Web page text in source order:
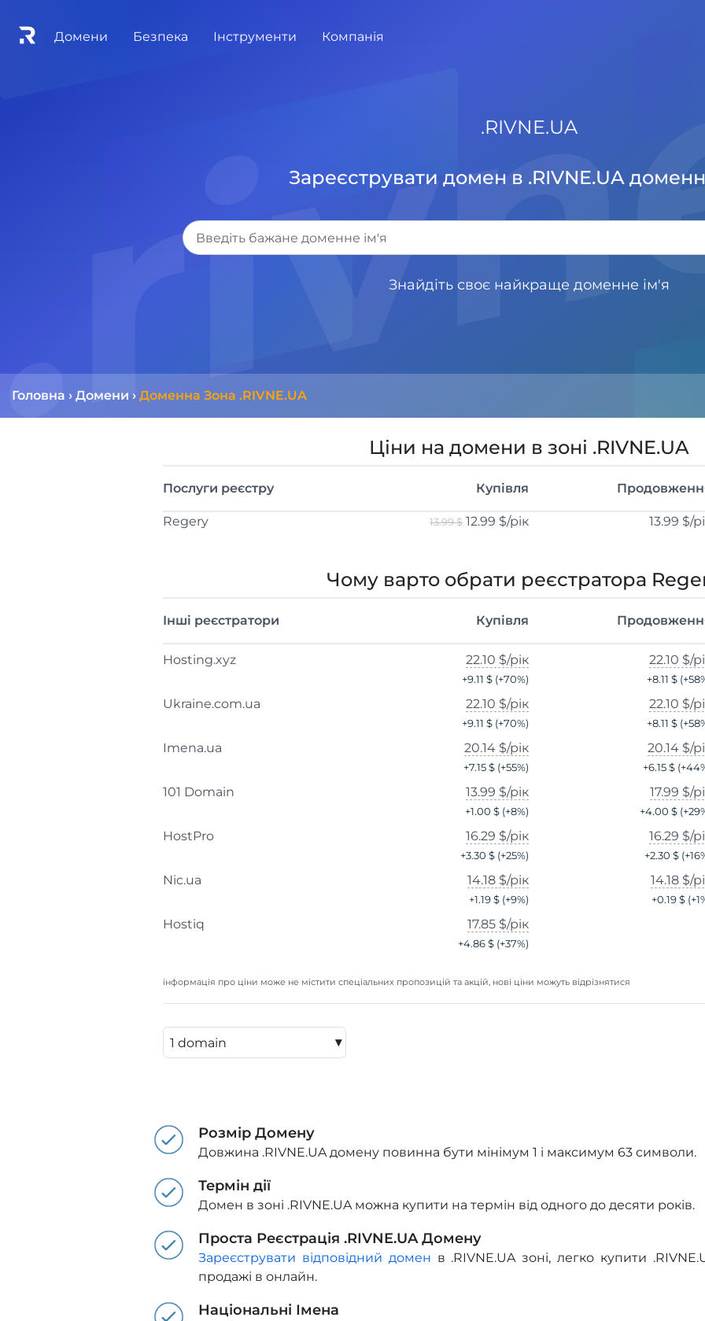
Домени Безпека Інструменти Компанія
.RIVNE.UA
Зареєструвати домен в .RIVNE.UA
Знайдіть своє найкраще доменне ім'я
Головна › Домени › Доменна Зона .RIVNE.UA
Ціни на домени в зоні .RIVNE.UA
Послуги реєстру Купівля
Regery 13.99 $ 12.99 $/рік 13.99 $/
Чому варто обрати реєстратора
Інші реєстратори Купівля
Hosting.xyz 22.10 $/рік
+9.11 $ (+70%)
22.10 $/
+8.11 $(+58
Ukraine.com.ua 22.10 $/рік
+9.11 $ (+70%)
22.10 $/
+8.11 $(+58
Imena.ua 20.14 $/рік
+7.15 $ (+55%)
20.14 $/
+6.15 $(+44
101 Domain 13.99 $/рік
+1.00 $ (+8%)
17.99 $/
+4.00 $(+29
HostPro 16.29 $/рік
+3.30 $ (+25%)
16.29 $/
+2.30 $(+16
Nic.ua 14.18 $/рік
+1.19 $ (+9%)
14.18 $/
+0.19 $(+1
Hostiq 17.85 $/рік
+4.86 $ (+37%)
інформація про ціни може не містити спеціальних пропозицій та акцій, нові ціни можуть відрізнятися
▾
Розмір Домену
Довжина .RIVNE.UA домену повинна бути мінімум 1 і максимум 63 символи.
Термін дії
Домен в зоні .RIVNE.UA можна купити на термін від одного до десяти років.
Проста Реєстрація .RIVNE.UA Домену
Зареєструвати відповідний домен в .RIVNE.UA зоні, легко купити
продажі в онлайн.
Національні Імена